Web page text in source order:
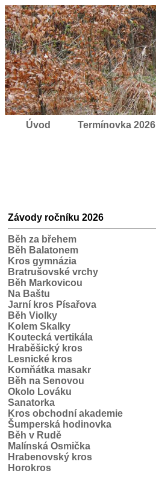
Úvod Termínovka 2026
Závody ročníku 2026
Běh za břehem
Běh Balatonem
Kros gymnázia
Bratrušovské vrchy
Běh Markovicou
Na Baštu
Jarní kros Písařova
Běh Violky
Kolem Skalky
Koutecká vertikála
Hraběšický kros
Lesnické kros
Komňátka masakr
Běh na Senovou
Okolo Lováku
Sanatorka
Kros obchodní akademie
Šumperská hodinovka
Běh v Rudě
Malínská Osmička
Hrabenovský kros
Horokros